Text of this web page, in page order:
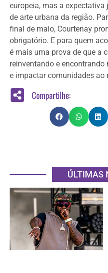
europeia, mas a
de arte urbana da região.
final de maio, Courtenay
obrigatório. E para quem
é mais uma prova de que a
reinventando e
e impactar comunidades ao
Compartilhe:
ÚLTIMAS